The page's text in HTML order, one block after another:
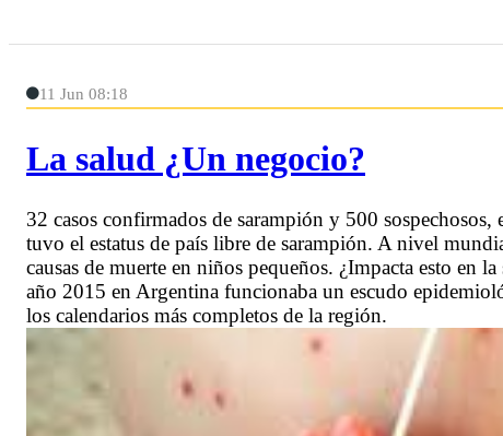
11 Jun 08:18
La salud ¿Un negocio?
32 casos confirmados de sarampión y 500
tuvo el estatus de país libre de sarampión. A nivel
causas de muerte en niños pequeños. ¿Impacta esto en
año 2015 en Argentina funcionaba un escudo
los calendarios más completos de la región.